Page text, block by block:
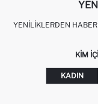
YENILIKLERDEN
KIM
KADIN